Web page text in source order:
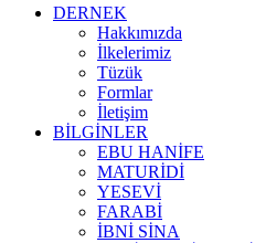
DERNEK
Hakkımızda
İlkelerimiz
Tüzük
Formlar
İletişim
BİLGİNLER
EBU HANİFE
MATURİDİ
YESEVİ
FARABİ
İBNİ SİNA